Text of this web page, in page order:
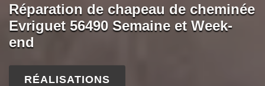
Réparation de chapeau de cheminée
Evriguet 56490 Semaine et Week-
end
RÉALISATIONS